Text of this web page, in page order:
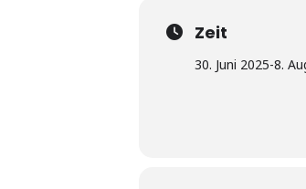
Zeit
30. Juni 2025-8.